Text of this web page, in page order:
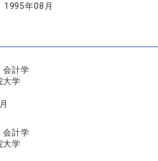
1995年08月
会計学
大学
会計学
大学